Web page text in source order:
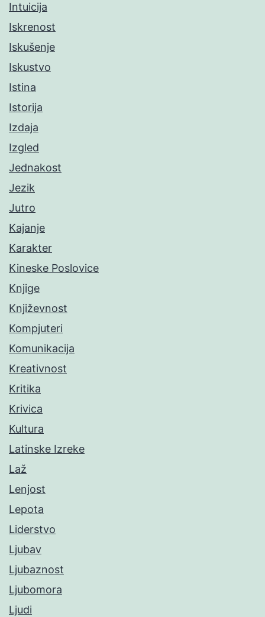
Intuicija
Iskrenost
Iskušenje
Iskustvo
Istina
Istorija
Izdaja
Izgled
Jednakost
Jezik
Jutro
Kajanje
Karakter
Kineske Poslovice
Knjige
Književnost
Kompjuteri
Komunikacija
Kreativnost
Kritika
Krivica
Kultura
Latinske Izreke
Laž
Lenjost
Lepota
Liderstvo
Ljubav
Ljubaznost
Ljubomora
Ljudi